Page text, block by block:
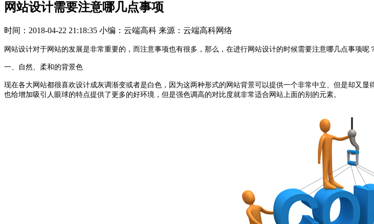
网站设计需要注意哪几点事项
时间：2018-04-22 21:18:35 小编：云端高科 来源：云端高科网络
网站设计对于网站的发展是非常重要的，而注意事项也有很多，那么，在进行网站设计的时候需要注意哪几点事项呢
一、自然、柔和的背景色
现在各大网站都很喜欢设计成灰调渐变或者是白色，因为这两种形式的网站背景可以提供一个非常中立、但是却又
也给增加吸引人眼球的特点提供了更多的好环境，但是强色调高的对比度就非常适合网站上面的别的元素。